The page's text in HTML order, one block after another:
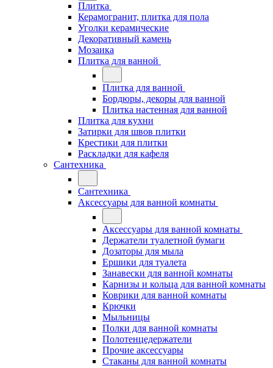
Плитка
Керамогранит, плитка для пола
Уголки керамические
Декоративный камень
Мозаика
Плитка для ванной
Плитка для ванной
Бордюры, декоры для ванной
Плитка настенная для ванной
Плитка для кухни
Затирки для швов плитки
Крестики для плитки
Раскладки для кафеля
Сантехника
Сантехника
Аксессуары для ванной комнаты
Аксессуары для ванной комнаты
Держатели туалетной бумаги
Дозаторы для мыла
Ершики для туалета
Занавески для ванной комнаты
Карнизы и кольца для ванной комнаты
Коврики для ванной комнаты
Крючки
Мыльницы
Полки для ванной комнаты
Полотенцедержатели
Прочие аксессуары
Стаканы для ванной комнаты